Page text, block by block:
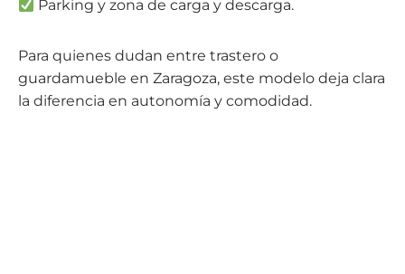
Parking y zona de carga y descarga.
Para quienes dudan entre trastero o
guardamueble en Zaragoza, este modelo deja clara
la diferencia en autonomía y comodidad.